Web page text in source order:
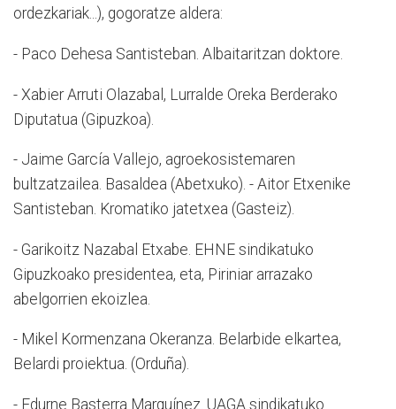
ordezkariak...), gogoratze aldera:
- Paco Dehesa Santisteban. Albaitaritzan doktore.
- Xabier Arruti Olazabal, Lurralde Oreka Berderako
Diputatua (Gipuzkoa).
- Jaime García Vallejo, agroekosistemaren
bultzatzailea. Basaldea (Abetxuko). - Aitor Etxenike
Santisteban. Kromatiko jatetxea (Gasteiz).
- Garikoitz Nazabal Etxabe. EHNE sindikatuko
Gipuzkoako presidentea, eta, Piriniar arrazako
abelgorrien ekoizlea.
- Mikel Kormenzana Okeranza. Belarbide elkartea,
Belardi proiektua. (Orduña).
- Edurne Basterra Marquínez. UAGA sindikatuko